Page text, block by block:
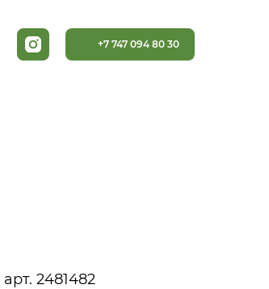
+7 747 094 80 30
2481482